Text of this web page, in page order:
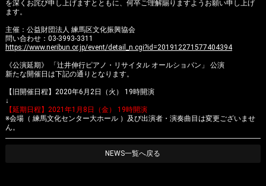
を深くお詫び申し上げますとともに、何卒ご理解賜りますようお願い申し上げ
ます。
主催：公益財団法人 練馬区文化振興協会
問い合わせ：03-3993-3311
https://www.neribun.or.jp/event/detail_n.cgi?id=201912271577404394
《公演延期》 「辻井伸行ピアノ・リサイタル オールショパン」 公演
新たな開催日は下記の通りとなります。
【旧開催日程】2020年6月2日（火） 19時開演
↓
【延期日程】2021年1月8日（金） 19時開演
※会場（ 練馬文化センター大ホール ）及び出演者・演奏曲目は変更ございませ
ん。
NEWS一覧へ戻る
avex classics official site
avex classics twitter